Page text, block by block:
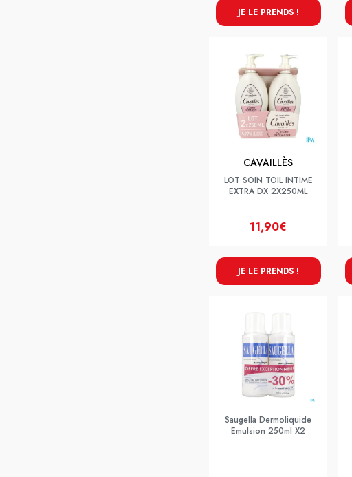
JE LE PRENDS !
CAVAILLÈS
LOT SOIN TOIL INTIME
EXTRA DX 2X250ML
11,90€
JE LE PRENDS !
Saugella Dermoliquide
Emulsion 250ml X2